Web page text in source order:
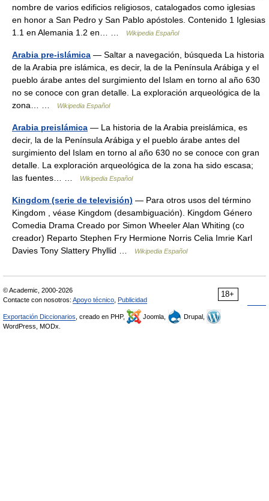
nombre de varios edificios religiosos, catalogados como iglesias
en honor a San Pedro y San Pablo apóstoles. Contenido 1 Iglesias
1.1 en Alemania 1.2 en… …
Wikipedia Español
Arabia pre-islámica — Saltar a navegación, búsqueda La historia
de la Arabia pre islámica, es decir, la de la Península Arábiga y el
pueblo árabe antes del surgimiento del Islam en torno al año 630
no se conoce con gran detalle. La exploración arqueológica de la
zona… …
Wikipedia Español
Arabia preislámica — La historia de la Arabia preislámica, es
decir, la de la Península Arábiga y el pueblo árabe antes del
surgimiento del Islam en torno al año 630 no se conoce con gran
detalle. La exploración arqueológica de la zona ha sido escasa;
las fuentes… …
Wikipedia Español
Kingdom (serie de televisión) — Para otros usos del término
Kingdom , véase Kingdom (desambiguación). Kingdom Género
Comedia Drama Creado por Simon Wheeler Alan Whiting (co
creador) Reparto Stephen Fry Hermione Norris Celia Imrie Karl
Davies Tony Slattery Phyllid …
Wikipedia Español
18+
© Academic, 2000-2026
Contacte con nosotros: Apoyo técnico Publicidad
Exportación Diccionarios , creado en PHP, Joomla,
Drupal,
WordPress, MODx.